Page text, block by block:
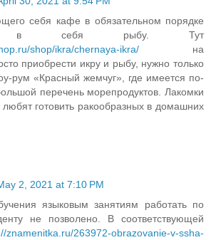
себя кафе в обязательном порядке
в себя рыбу. Тут
shop/ikra/chernaya-ikra/ на
приобрести икру и рыбу, нужно только
рум «Красный жемчуг», где имеется по-
перечень морепродуктов. Лакомки
готовить ракообразных в домашних
2, 2021 at 7:10 PM
языковым занятиям работать по
не позволено. В соответствующей
znamenitka.ru/263972-obrazovanie-v-ssha-